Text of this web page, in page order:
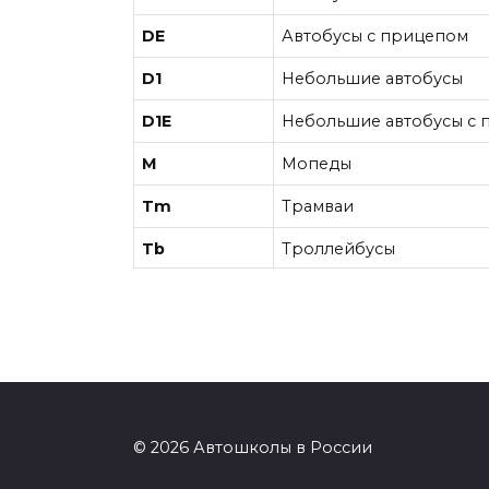
DE Автобусы с прицепом
D1 Небольшие автобусы
D1E Небольшие автобусы с
М Мопеды
Tm Трамваи
Tb Троллейбусы
© 2026 Автошколы в России